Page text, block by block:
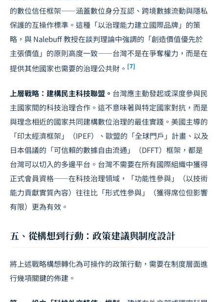
的數位信任框架——涵蓋數位身分互認、跨境數據流動與隱私
保護的互操作標準。這種「以治理能力建立國際品牌」的策
略，與 Nalebuff 教授在談判理論中強調的「創造價值優先於
主張價值」的原則高度一致——台灣不是在爭奪權力，而是在
提供其他國家也需要的治理公共財。 [7]
上層戰略：建構民主科技聯盟。 台灣應主動發起或深度參與民
主國家間的科技治理合作。這不意味著與特定國家對抗，而是
與理念相近的國家共同建構數位治理的最佳實踐。美國主導的
「印太經濟框架」（IPEF）、歐盟的「全球門戶」計畫、以及
日本倡議的「可信賴的數據自由流通」（DFFT）框架，都是
台灣可以切入的多邊平台。台灣不需要在所有國際組織中獲得
正式會員資格——在科技治理領域，「功能性參與」（以技術
能力貢獻實質內容）往往比「形式性參與」（獲得席位但影響
有限）更為有效。
五、從構想到行動：政策建議與制度設計
將上述戰略構想轉化為可操作的政策行動，需要在制度層面進
行幾項關鍵的佈建。